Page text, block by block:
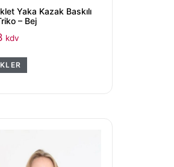
Yaka Kazak Baskılı
– Bej
kdv